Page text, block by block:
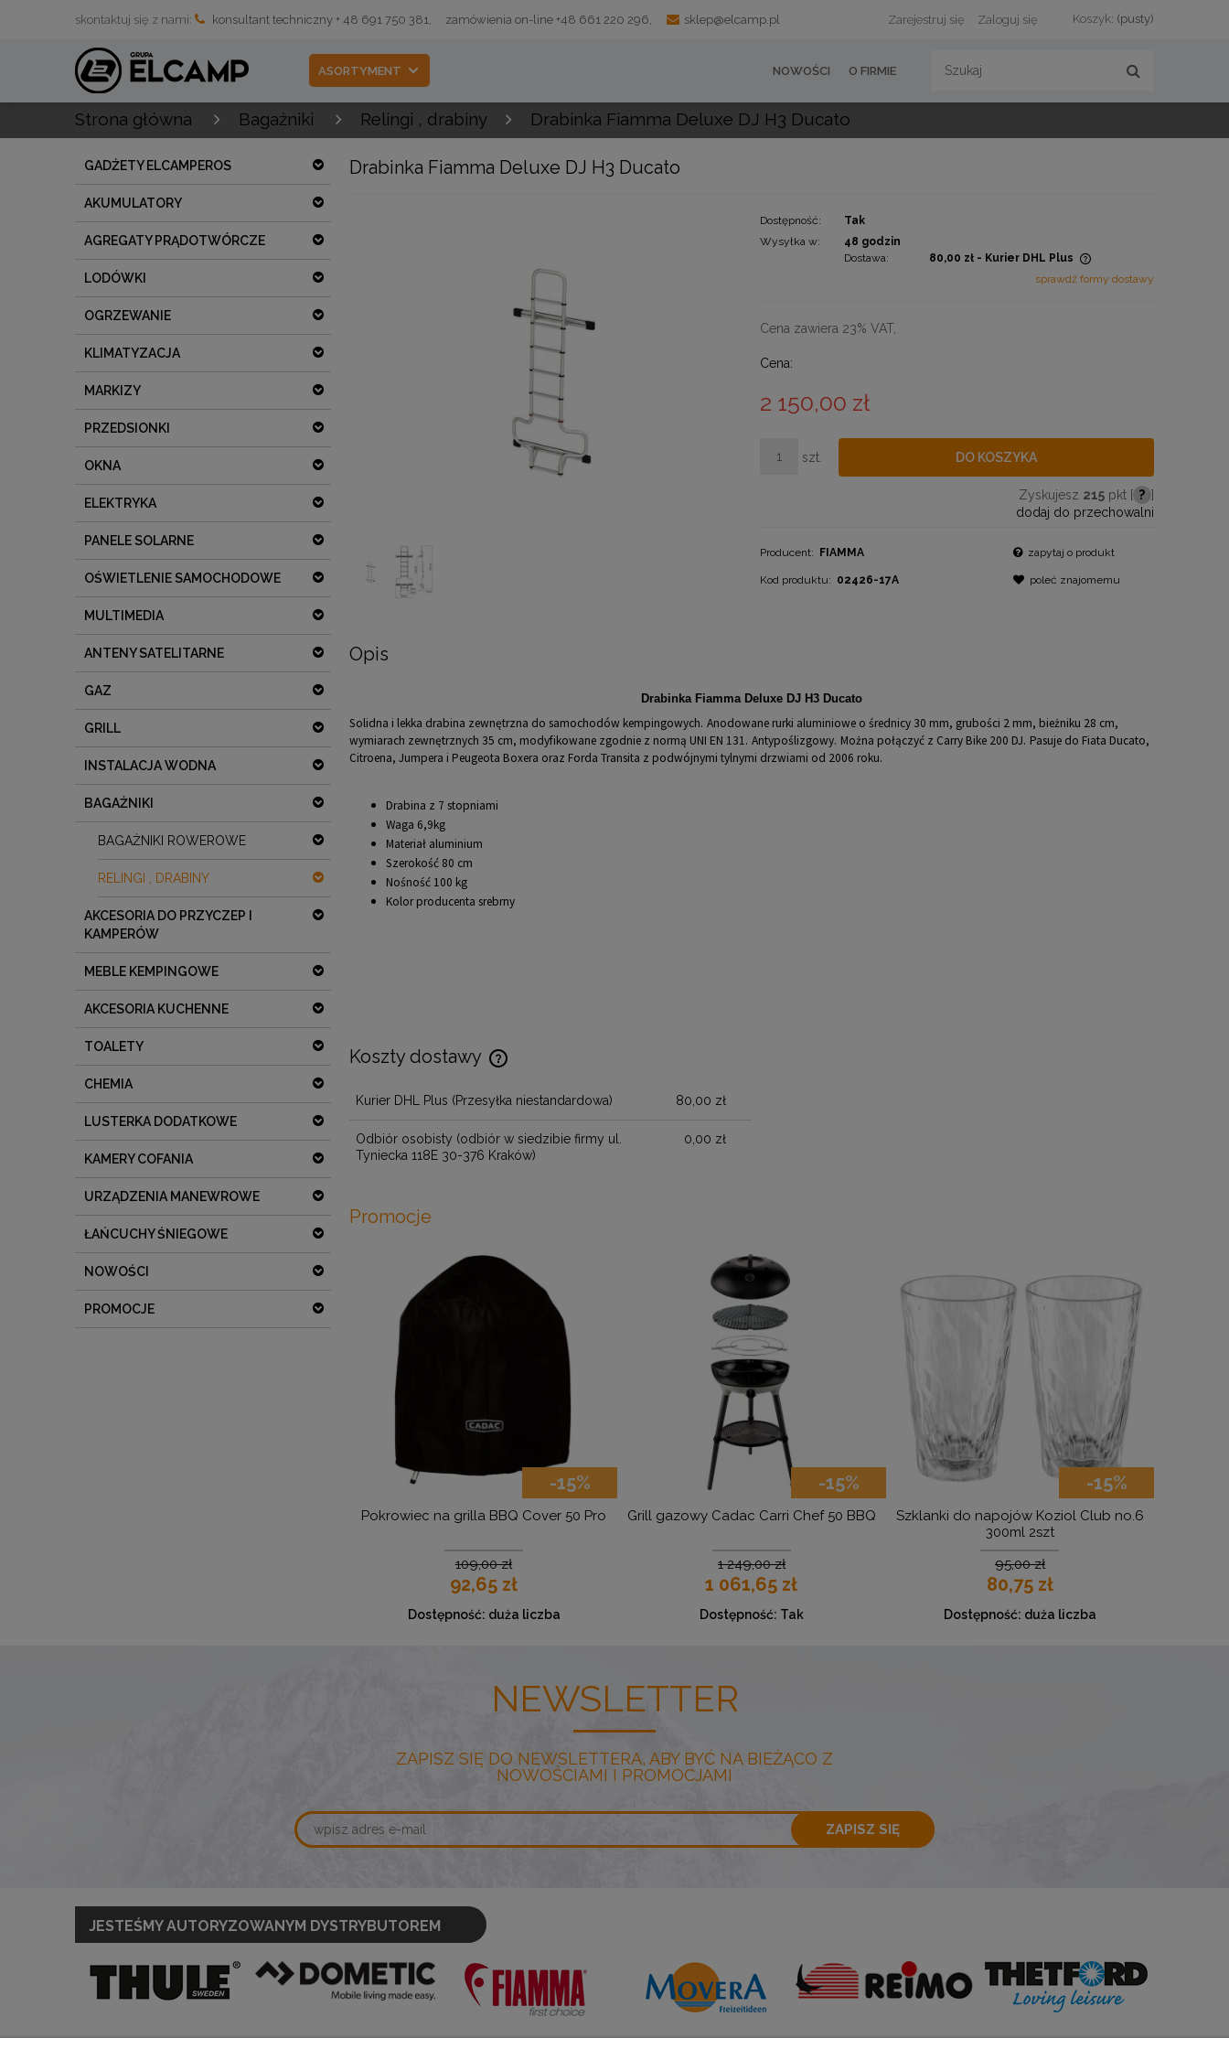
Koszyk: (pusty)
Zarejestruj się Zaloguj się
skontaktuj się z nami: konsultant techniczny + 48 691 750 381, zamówienia on-line +48 661 220 296, sklep@elcamp.pl
NOWOŚCI
ASORTYMENT O FIRMIE
Strona główna Bagażniki Relingi , drabiny Drabinka Fiamma Deluxe DJ H3 Ducato
GADŻETY ELCAMPEROS
AKUMULATORY
AGREGATY PRĄDOTWÓRCZE
LODÓWKI
OGRZEWANIE
KLIMATYZACJA
MARKIZY
PRZEDSIONKI
OKNA
ELEKTRYKA
PANELE SOLARNE
OŚWIETLENIE SAMOCHODOWE
MULTIMEDIA
ANTENY SATELITARNE
GAZ
GRILL
INSTALACJA WODNA
BAGAŻNIKI
BAGAŻNIKI ROWEROWE
RELINGI , DRABINY
AKCESORIA DO PRZYCZEP I
KAMPERÓW
MEBLE KEMPINGOWE
AKCESORIA KUCHENNE
TOALETY
CHEMIA
LUSTERKA DODATKOWE
KAMERY COFANIA
URZĄDZENIA MANEWROWE
ŁAŃCUCHY ŚNIEGOWE
NOWOŚCI
PROMOCJE
Drabinka Fiamma Deluxe DJ H3 Ducato
Dostępność:
Tak
Wysyłka w:
48 godzin
Dostawa:
80,00 zł - Kurier DHL Plus
sprawdź formy dostawy
Cena zawiera 23% VAT,
Cena:
2 150,00 zł
szt. DO KOSZYKA
Zyskujesz 215pkt [ ? ]
dodaj do przechowalni
Producent: FIAMMA
Kod produktu: 02426-17A
zapytaj o produkt
poleć znajomemu
Opis
Drabinka Fiamma Deluxe DJ H3 Ducato
Solidna i lekka drabina zewnętrzna do samochodów kempingowych. Anodowane rurki aluminiowe o średnicy 30 mm, grubości 2 mm, bieżniku 28 cm,
wymiarach zewnętrznych 35 cm, modyfikowane zgodnie z normą UNI EN 131. Antypoślizgowy. Można połączyć z Carry Bike 200 DJ. Pasuje do Fiata Ducato,
Citroena, Jumpera i Peugeota Boxera oraz Forda Transita z podwójnymi tylnymi drzwiami od 2006 roku.
Drabina z 7 stopniami
Waga 6,9kg
Materiał aluminium
Szerokość 80 cm
Nośność 100 kg
Kolor producenta srebrny
Koszty dostawy
Cena nie zawiera ewentualnych kosztów
Kurier DHL Plus (Przesyłka niestandardowa) 80,00 zł
Odbiór osobisty (odbiór w siedzibie firmy ul.
Tyniecka 118E 30-376 Kraków)
0,00 zł
Promocje
-15%
Pokrowiec na grilla BBQ Cover 50 Pro
duża liczba
Grill gazowy Cadac Carri Chef 50 BBQ
1 061,65 zł
Tak
Szklanki do napojów Koziol Club no.6
duża liczba
Zestaw naczyń Easy
NEWSLETTER
ZAPISZ SIĘ DO NEWSLETTERA, ABY BYĆ NA BIEŻĄCO Z
NOWOŚCIAMI I PROMOCJAMI
ZAPISZ SIĘ
JESTEŚMY AUTORYZOWANYM DYSTRYBUTOREM